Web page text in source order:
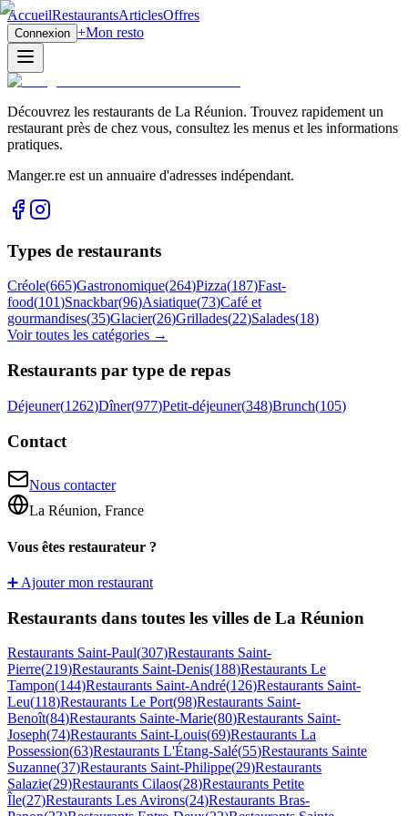
AccueilRestaurantsArticlesOffres
Connexion +Mon resto
Découvrez les restaurants de La Réunion. Trouvez rapidement un
restaurant près de chez vous, consultez les menus et les informations
pratiques.
Manger.re est un annuaire d'adresses indépendant.
Types de restaurants
Créole(665)Gastronomique(264)Pizza(187)Fast-
food(101)Snackbar(96)Asiatique(73)Café et
gourmandises(35)Glacier(26)Grillades(22)Salades(18)
Voir toutes les catégories →
Restaurants par type de repas
Déjeuner(1262)Dîner(977)Petit-déjeuner(348)Brunch(105)
Contact
Nous contacter
La Réunion, France
Vous êtes restaurateur ?
➕ Ajouter mon restaurant
Restaurants dans toutes les villes de La Réunion
Restaurants Saint-Paul(307)Restaurants Saint-
Pierre(219)Restaurants Saint-Denis(188)Restaurants Le
Tampon(144)Restaurants Saint-André(126)Restaurants Saint-
Leu(118)Restaurants Le Port(98)Restaurants Saint-
Benoît(84)Restaurants Sainte-Marie(80)Restaurants Saint-
Joseph(74)Restaurants Saint-Louis(69)Restaurants La
Possession(63)Restaurants L'Étang-Salé(55)Restaurants Sainte
Suzanne(37)Restaurants Saint-Philippe(29)Restaurants
Salazie(29)Restaurants Cilaos(28)Restaurants Petite
Île(27)Restaurants Les Avirons(24)Restaurants Bras-